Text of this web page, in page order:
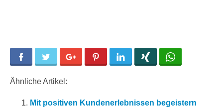
Facebook Twitter Google+ Pinterest LinkedIn
Ähnliche Artikel:
Mit positiven Kundenerlebnissen begeistern